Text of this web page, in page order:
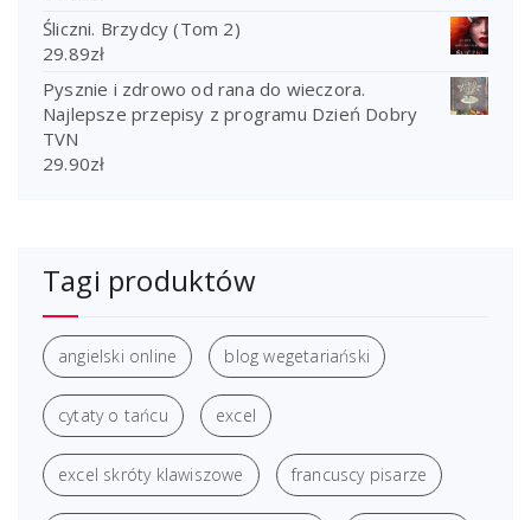
Śliczni. Brzydcy (Tom 2)
29.89zł
Pysznie i zdrowo od rana do wieczora.
Najlepsze przepisy z programu Dzień Dobry
TVN
29.90zł
Tagi produktów
angielski online blog wegetariański
cytaty o tańcu excel
excel skróty klawiszowe francuscy pisarze